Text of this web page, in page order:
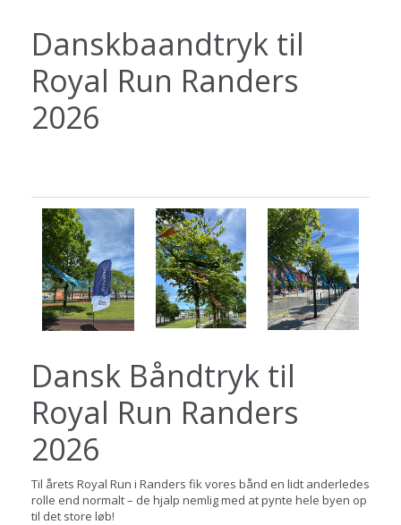
Danskbaandtryk til
Royal Run Randers
2026
Dansk Båndtryk til
Royal Run Randers
2026
Til årets Royal Run i Randers fik vores bånd en lidt anderledes
rolle end normalt – de hjalp nemlig med at pynte hele byen op
til det store løb!